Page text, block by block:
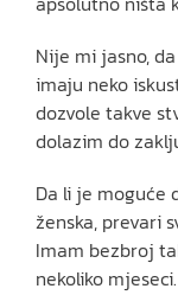
Nije mi jasno,
imaju neko
dozvole takve
dolazim do
Da li je moguće
ženska, prevari
Imam bezbroj
nekoliko mjeseci.